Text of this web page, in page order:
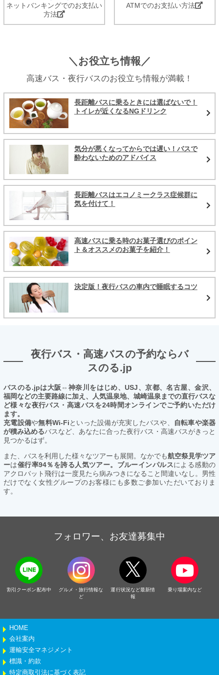
ネットバンキングでのお支払い
方法
ATMでのお支払い方法
＼お役立ち情報／
高速バス・夜行バスのお役立ち情報が満載！
長距離バスに乗るときには選ばないで！
トイレが近くなるNGドリンク
気分が悪くなってからでは遅い！バスで
酔わないためのアドバイス
長距離バスはエコノミークラス症候群に
気を付けて！
高速バスに乗る時のお菓子選びのポイン
ト＆オススメのお菓子を紹介！
決定版！夜行バスの車内で睡眠するコツ
夜行バス・高速バスの予約ならバ
スのる.jp
バスのる.jpは大阪⇔神奈川をはじめ、USJ、京都、名古屋、金沢、
福岡などの主要路線に加え、人気温泉地、城崎温泉までの直行バスな
ど様々な夜行バス・高速バスを24時間オンラインでご予約いただけ
ます。
充電設備や無料Wi-Fiといった設備が充実したバスや、
自転車や楽器
が積み込めるバスなど、あなたに合った夜行バス・高速バスがきっと
見つかるはず。
また、バスを利用した様々なツアーも展開。なかでも航空祭見学ツア
ーは催行率94％を誇る人気ツアー。ブルーインパルスによる感動の
アクロバット飛行は一度見たら病みつきになること間違いなし。男性
だけでなく女性グループのお客様にも多数ご参加いただいておりま
す。
フォロワー、お友達募集中
割引クーポン配布中
グルメ・旅行情報な
ど
運行状況など最新情
報
乗り場案内など
HOME
会社案内
運輸安全マネジメント
標識・約款
特定商取引法に基づく表記